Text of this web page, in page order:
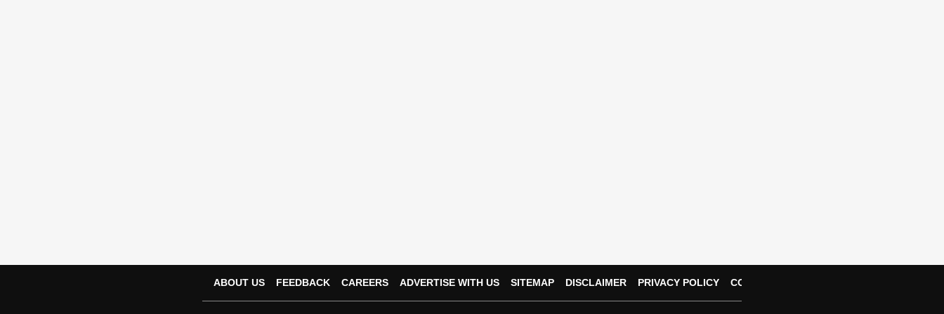
ABOUT US FEEDBACK CAREERS ADVERTISE WITH US SITEMAP DISCLAIMER PRIVACY POLICY CONTACT US